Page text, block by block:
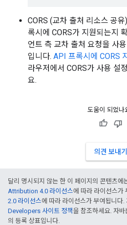
CORS (교차 출처 리소스 공
록시에 CORS가 지원되는지
언트 측 교차 출처 요청을 사
입니다. API 프록시에 CORS
라우저에서 CORS가 사용 설
요.
도움이 되었나
의견 보내기
달리 명시되지 않는 한 이 페이지의 콘텐츠에
Attribution 4.0 라이선스에 따라 라이선스가
2.0 라이선스에 따라 라이선스가 부여됩니다.
Developers 사이트 정책을 참조하세요. 자
의 등록 상표입니다.